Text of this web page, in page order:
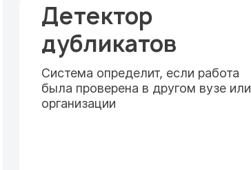
Детектор
дубликатов
Система определит, если работа
была проверена в другом вузе или
организации